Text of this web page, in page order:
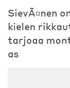
SievÃ¤nen
kielen
tarjoaa
as